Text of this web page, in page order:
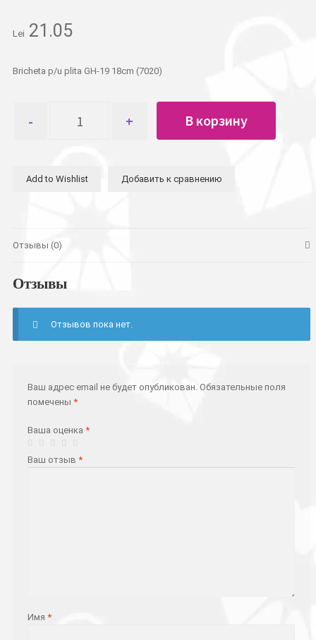
Lei 21.05
Bricheta p/u plita GH-19 18cm (7020)
товара
GH-
В корзину
Add to Wishlist Добавить к сравнению
Отзывы (0)
Отзывы
Отзывов пока нет.
Ваш адрес email не будет опубликован. Обязательные поля
помечены*
Ваша оценка*
Ваш отзыв*
Имя*